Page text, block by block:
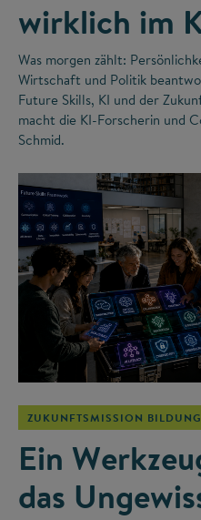
wirklich im
Was morgen zählt:
Wirtschaft und Politik
Future Skills, KI und der
macht die KI-Forscherin und
Schmid.
ZUKUNFTSMISSION BILDUNG
Ein
das